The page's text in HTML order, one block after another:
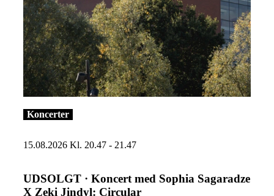
Koncerter
15.08.2026 Kl. 20.47 - 21.47
UDSOLGT · Koncert med Sophia Sagaradze
X Zeki Jindyl: Circular